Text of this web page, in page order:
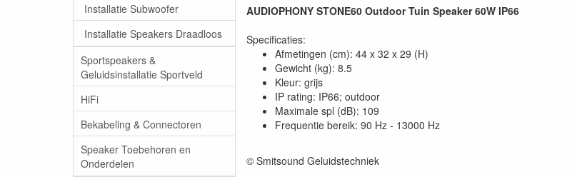
Installatie Subwoofer
Installatie Speakers Draadloos
Sportspeakers &
Geluidsinstallatie Sportveld
HiFi
Bekabeling & Connectoren
Speaker Toebehoren en
Onderdelen
AUDIOPHONY STONE60 Outdoor Tuin Speaker 60W IP66
Specificaties:
Afmetingen (cm): 44 x 32 x 29 (H)
Gewicht (kg): 8.5
Kleur: grijs
IP rating: IP66; outdoor
Maximale spl (dB): 109
Frequentie bereik: 90 Hz - 13000 Hz
© Smitsound Geluidstechniek